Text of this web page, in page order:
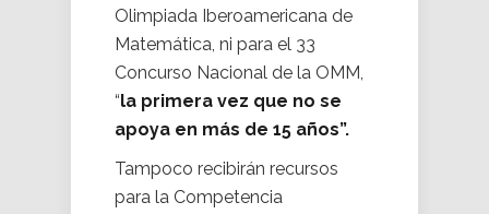
Olimpiada Iberoamericana de
Matemática, ni para el 33
Concurso Nacional de la OMM,
“la primera vez que no se
apoya en más de 15 años”.
Tampoco recibirán recursos
para la Competencia